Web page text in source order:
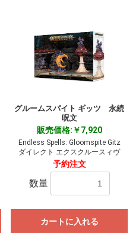
グルームスパイト ギッツ 永続
呪文
販売価格:￥7,920
Endless Spells: Gloomspite Gitz
ダイレクト エクスクルースィヴ
予約注文
数量
カートに入れる